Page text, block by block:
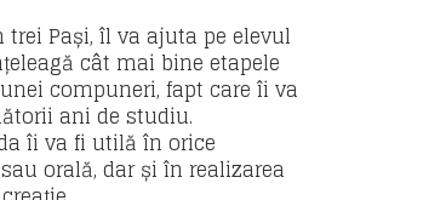
Pași, îl va ajuta pe elevul
cât mai bine etapele
compuneri, fapt care îi va
ani de studiu.
îi va fi utilă în orice
orală, dar și în realizarea